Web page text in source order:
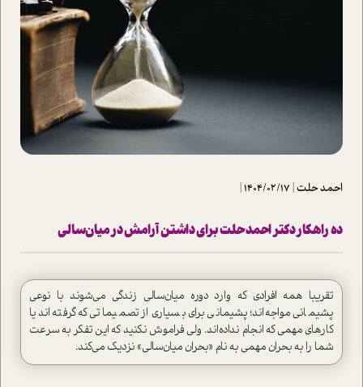
احمد حلت|
1404/02/17
|
ده راهکار دکتر احمد حلت برای داشتن آرامش در میان‌سالی
تقریبا همه افرادی که وارد دوره میان‌سالی زندگی می‌شوند با نوعی
پشیمانی مواجه‌اند؛ پشیمانی برای بسیاری از تصمیماتی که گرفته‌اند یا
کارهای مهمی که انجام نداده‌اند. ولی فراموش نکنید که این تفکر به سرعت
شما را به بحران مهمی به نام «بحران میان‌سالی» نزدیک می‌کند.